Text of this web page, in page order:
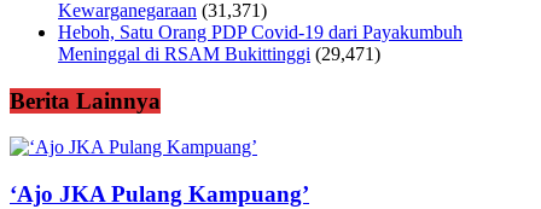
Kewarganegaraan (31,371)
Heboh, Satu Orang PDP Covid-19 dari Payakumbuh
Meninggal di RSAM Bukittinggi (29,471)
Berita Lainnya
‘Ajo JKA Pulang Kampuang’